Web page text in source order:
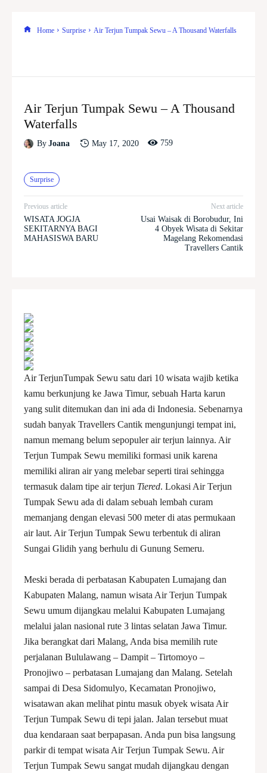
Home Surprise Air Terjun Tumpak Sewu – A Thousand Waterfalls
Air Terjun Tumpak Sewu – A Thousand
Waterfalls
By Joana May 17, 2020 759
Surprise
Previous article
WISATA JOGJA
SEKITARNYA BAGI
MAHASISWA BARU
Next article
Usai Waisak di Borobudur, Ini
4 Obyek Wisata di Sekitar
Magelang Rekomendasi
Travellers Cantik
Air TerjunTumpak Sewu satu dari 10 wisata wajib ketika
kamu berkunjung ke Jawa Timur, sebuah Harta karun
yang sulit ditemukan dan ini ada di Indonesia. Sebenarnya
sudah banyak Travellers Cantik mengunjungi tempat ini,
namun memang belum sepopuler air terjun lainnya. Air
Terjun Tumpak Sewu memiliki formasi unik karena
memiliki aliran air yang melebar seperti tirai sehingga
termasuk dalam tipe air terjun Tiered. Lokasi Air Terjun
Tumpak Sewu ada di dalam sebuah lembah curam
memanjang dengan elevasi 500 meter di atas permukaan
air laut. Air Terjun Tumpak Sewu terbentuk di aliran
Sungai Glidih yang berhulu di Gunung Semeru.
Meski berada di perbatasan Kabupaten Lumajang dan
Kabupaten Malang, namun wisata Air Terjun Tumpak
Sewu umum dijangkau melalui Kabupaten Lumajang
melalui jalan nasional rute 3 lintas selatan Jawa Timur.
Jika berangkat dari Malang, Anda bisa memilih rute
perjalanan Bululawang – Dampit – Tirtomoyo –
Pronojiwo – perbatasan Lumajang dan Malang. Setelah
sampai di Desa Sidomulyo, Kecamatan Pronojiwo,
wisatawan akan melihat pintu masuk obyek wisata Air
Terjun Tumpak Sewu di tepi jalan. Jalan tersebut muat
dua kendaraan saat berpapasan. Anda pun bisa langsung
parkir di tempat wisata Air Terjun Tumpak Sewu. Air
Terjun Tumpak Sewu sangat mudah dijangkau dengan